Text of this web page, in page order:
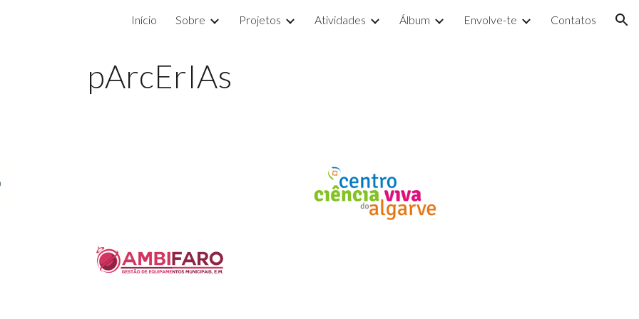
Skip to navigation
Início Sobre Projetos Atividades Álbum Envolve-te Contatos
pArcErIAs